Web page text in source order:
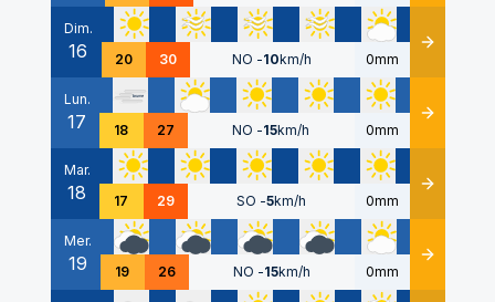
Dim.
16 20 30 NO -10km/h 0mm Détails
Lun.
17 18 27 NO -15km/h 0mm Détails
Mar.
18 17 29 SO -5km/h 0mm Détails
Mer.
19 19 26 NO -15km/h 0mm Détails